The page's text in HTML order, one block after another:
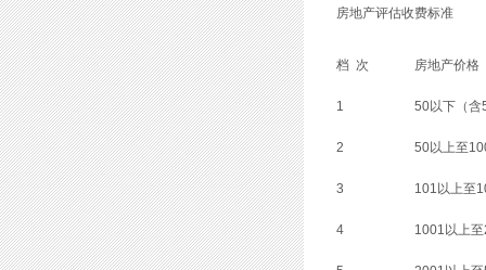
房地产评估收费标准
档 次 房地产价格
1 50以下（含
2 50以上至
3 101以上至
4 1001以上